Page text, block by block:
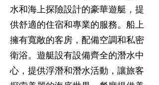
水和海上探險設計的豪華遊艇，提
供舒適的住宿和專業的服務。船上
擁有寬敞的客房，配備空調和私密
衛浴。遊艇設有設備齊全的潛水中
心，提供浮潛和潛水活動，讓旅客